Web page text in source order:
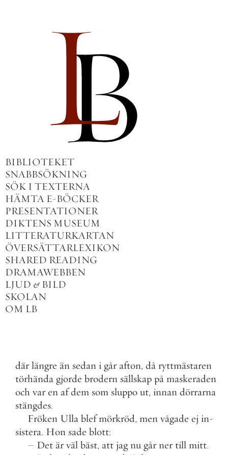
BIBLIOTEKET
SNABBSÖKNING
SÖK I TEXTERNA
HÄMTA E-BÖCKER
PRESENTATIONER
DIKTENS MUSEUM
LITTERATURKARTAN
ÖVERSÄTTARLEXIKON
SHARED READING
DRAMAWEBBEN
LJUD & BILD
SKOLAN
OM LB
där längre än sedan i går afton, då ryttmästaren
törhända gjorde brodern sällskap på maskeraden
och var en af dem som sluppo ut, innan dörrarna
stängdes.
Fröken Ulla blef mörkröd, men vågade ej in-
sistera. Hon sade blott:
– Det är väl bäst, att jag nu går ner till mitt.